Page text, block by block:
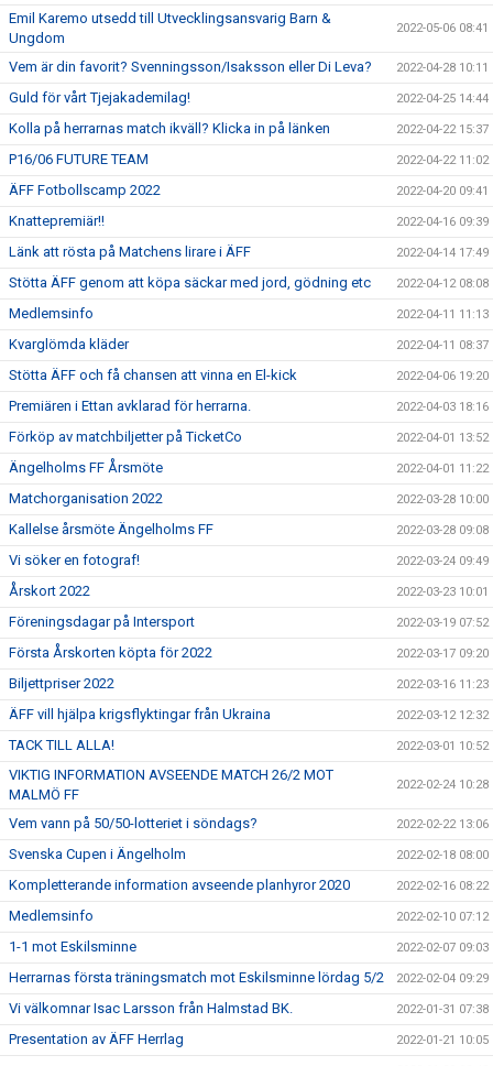
Emil Karemo utsedd till Utvecklingsansvarig Barn &
Ungdom
2022-05-06 08:41
Vem är din favorit? Svenningsson/Isaksson eller Di Leva? 2022-04-28 10:11
Guld för vårt Tjejakademilag! 2022-04-25 14:44
Kolla på herrarnas match ikväll? Klicka in på länken 2022-04-22 15:37
P16/06 FUTURE TEAM 2022-04-22 11:02
ÄFF Fotbollscamp 2022 2022-04-20 09:41
Knattepremiär!! 2022-04-16 09:39
Länk att rösta på Matchens lirare i ÄFF 2022-04-14 17:49
Stötta ÄFF genom att köpa säckar med jord, gödning etc 2022-04-12 08:08
Medlemsinfo 2022-04-11 11:13
Kvarglömda kläder 2022-04-11 08:37
Stötta ÄFF och få chansen att vinna en El-kick 2022-04-06 19:20
Premiären i Ettan avklarad för herrarna. 2022-04-03 18:16
Förköp av matchbiljetter på TicketCo 2022-04-01 13:52
Ängelholms FF Årsmöte 2022-04-01 11:22
Matchorganisation 2022 2022-03-28 10:00
Kallelse årsmöte Ängelholms FF 2022-03-28 09:08
Vi söker en fotograf! 2022-03-24 09:49
Årskort 2022 2022-03-23 10:01
Föreningsdagar på Intersport 2022-03-19 07:52
Första Årskorten köpta för 2022 2022-03-17 09:20
Biljettpriser 2022 2022-03-16 11:23
ÄFF vill hjälpa krigsflyktingar från Ukraina 2022-03-12 12:32
TACK TILL ALLA! 2022-03-01 10:52
VIKTIG INFORMATION AVSEENDE MATCH 26/2 MOT
MALMÖ FF
2022-02-24 10:28
Vem vann på 50/50-lotteriet i söndags? 2022-02-22 13:06
Svenska Cupen i Ängelholm 2022-02-18 08:00
Kompletterande information avseende planhyror 2020 2022-02-16 08:22
Medlemsinfo 2022-02-10 07:12
1-1 mot Eskilsminne 2022-02-07 09:03
Herrarnas första träningsmatch mot Eskilsminne lördag 5/2 2022-02-04 09:29
Vi välkomnar Isac Larsson från Halmstad BK. 2022-01-31 07:38
Presentation av ÄFF Herrlag 2022-01-21 10:05